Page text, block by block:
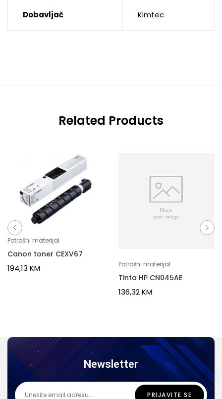
Dobavljač Kimtec
Related Products
Potrošni materijal
Canon toner CEXV67
194,13 KM Potrošni materijal
Tinta HP CN045AE
136,32KM
Newsletter